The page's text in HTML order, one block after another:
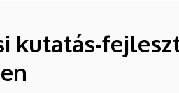
kutatás-